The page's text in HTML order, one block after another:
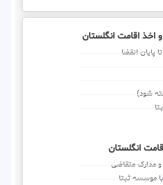
اخذ اقامت انگلستان
شود)
انگلستان